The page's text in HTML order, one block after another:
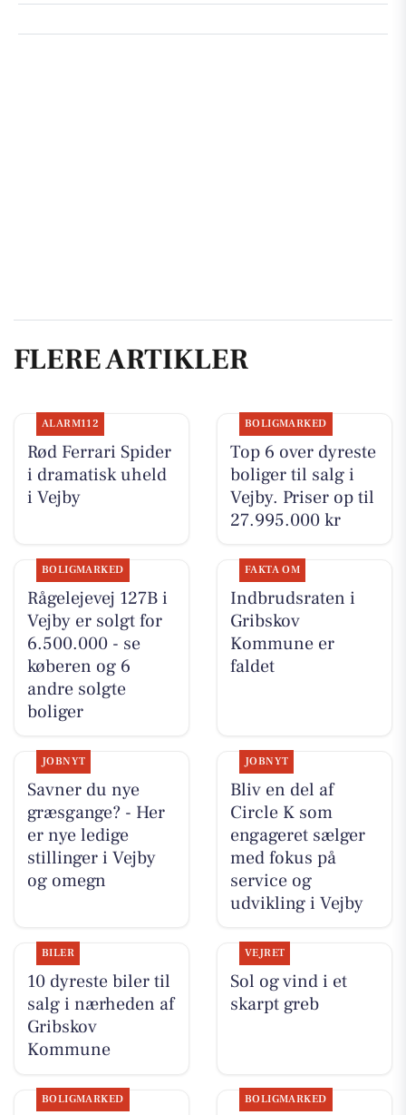
FLERE ARTIKLER
ALARM112
Rød Ferrari Spider
i dramatisk uheld
i Vejby
BOLIGMARKED
Top 6 over dyreste
boliger til salg i
Vejby. Priser op til
27.995.000 kr
BOLIGMARKED
Rågelejevej 127B i
Vejby er solgt for
6.500.000 - se
køberen og 6
andre solgte
boliger
FAKTA OM
Indbrudsraten i
Gribskov
Kommune er
faldet
JOBNYT
Savner du nye
græsgange? - Her
er nye ledige
stillinger i Vejby
og omegn
JOBNYT
Bliv en del af
Circle K som
engageret sælger
med fokus på
service og
udvikling i Vejby
BILER
10 dyreste biler til
salg i nærheden af
Gribskov
Kommune
VEJRET
Sol og vind i et
skarpt greb
BOLIGMARKED BOLIGMARKED